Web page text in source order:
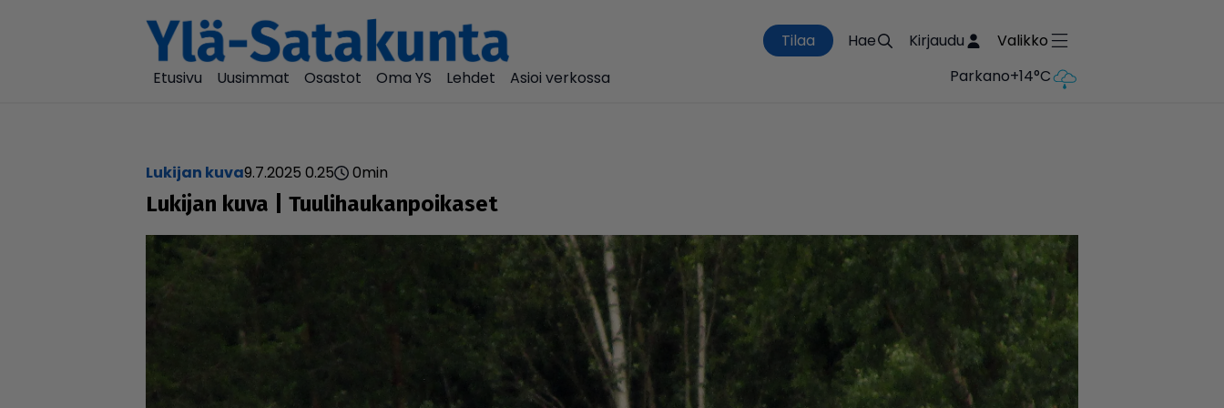
Tilaa Hae Kirjaudu
Valikko
Etusivu
Uusimmat Osastot Oma YS Lehdet Asioi verkossa Parkano+14°C
Lukijan kuva9.7.2025 0.25 0min
Lukijan kuva | Tuu­li­hau­kan­poi­ka­set